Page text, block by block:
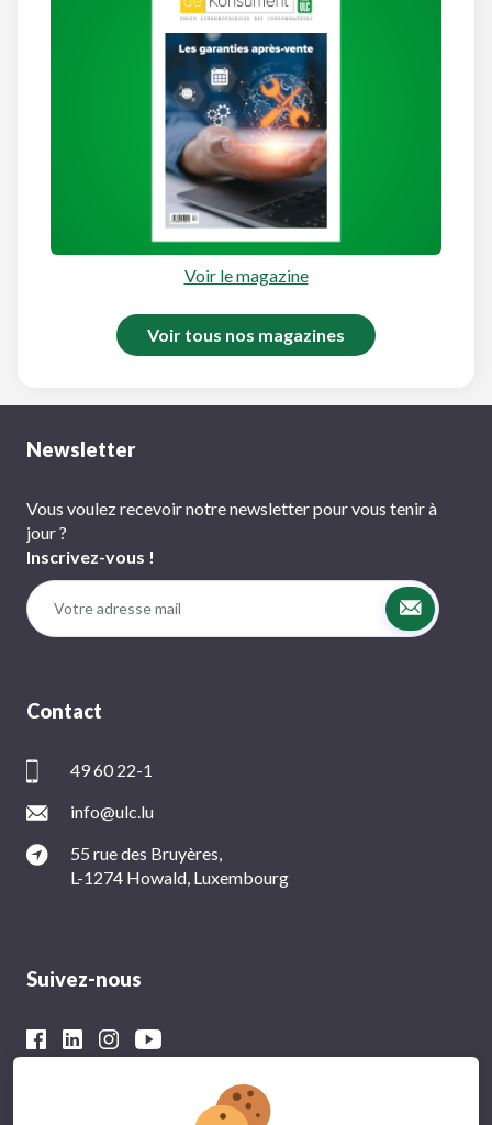
Voir le magazine
Voir tous nos magazines
Newsletter
Vous voulez recevoir notre newsletter pour vous tenir à
jour ?
Inscrivez-vous !
Contact
49 60 22-1
info@ulc.lu
55 rue des Bruyères,
L-1274 Howald, Luxembourg
Suivez-nous
Avec le soutien financier du